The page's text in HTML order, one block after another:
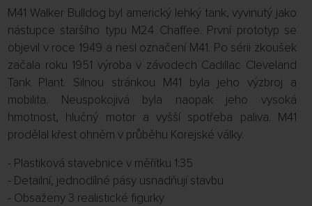
M41 Walker Bulldog byl americký lehký tank, vyvinutý jako
nástupce staršího typu M24 Chaffee. První prototyp se
objevil v roce 1949 a nesl označení M41. Po sérii zkoušek
začala roku 1951 výroba v závodech Cadillac Cleveland
Tank Plant. Silnou stránkou M41 byla jeho výzbroj a
mobilita. Neuspokojivá byla naopak jeho vysoká
hmotnost, hlučný motor a vyšší spotřeba paliva. M41
prodělal křest ohněm v průběhu Korejské války.
- Plastiková stavebnice v měřítku 1:35
- Detailní, jednodílné pásy usnadňují stavbu
- Obsaženy 3 realistické figurky